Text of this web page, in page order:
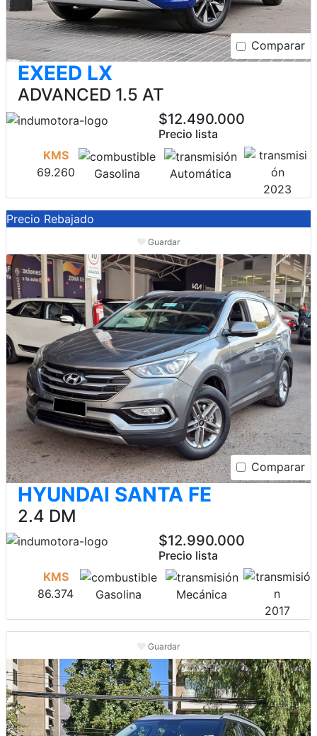
Comparar
EXEED LX
ADVANCED 1.5 AT
$12.490.000
Precio lista
KMS
69.260
Gasolina
Automática
2023
Precio Rebajado
Guardar
Comparar
HYUNDAI SANTA FE
2.4 DM
$12.990.000
Precio lista
KMS
86.374
Gasolina
Mecánica
2017
Guardar